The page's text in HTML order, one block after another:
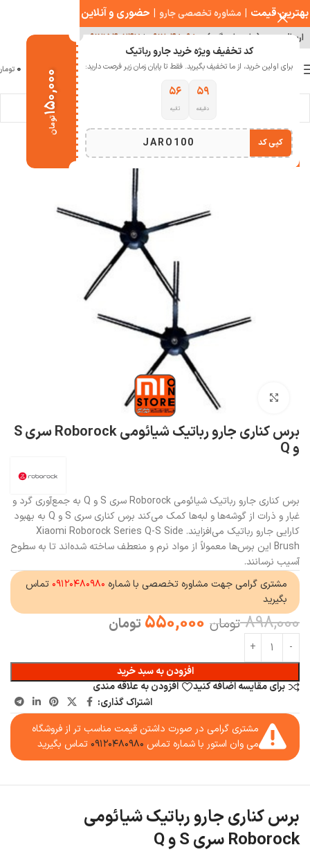
کد تخفیف ویژه خرید جارو رباتیک
برای اولین خرید، از ما تخفیف بگیرید. فقط تا پایان زمان زیر فرصت دارید:
۵۹
دقیقه
۵۵
ثانیه
JARO100 کپی کد
۱۵۰,۰۰۰
تومان
منو 0
خانه
-39%
بزرگنمایی تصویر
برس کناری جارو رباتیک شیائومی Roborock سری S
و Q
برس کناری جارو رباتیک شیائومی Roborock سری S و Q به جمع‌آوری گرد و
غبار و ذرات از گوشه‌ها و لبه‌ها کمک می‌کند برس کناری سری S و Q به بهبود
کارایی جارو رباتیک می‌افزایند. Xiaomi Roborock Series Q-S Side
Brush این برس‌ها معمولاً از مواد نرم و منعطف ساخته شده‌اند تا به سطوح
آسیب نرسانند.
مشتری گرامی جهت مشاوره تخصصی با شماره ۰۹۱۲۰۴۸۰۹۸۰ تماس
بگیرید
898,000 تومان 550,000 تومان
افزودن به سبد خرید
برای مقایسه اضافه کنید
افزودن به علاقه مندی
اشتراک گذاری:
مشتری گرامی در صورت داشتن قیمت مناسب تر از فروشگاه
می وان استور با شماره تماس ۰۹۱۲۰۴۸۰۹۸۰ تماس بگیرید
برس کناری جارو رباتیک شیائومی
Roborock سری S و Q
بهترین قیمت | مشاوره تخصصی جارو | حضوری و آنلاین
ارسال سریع ( با هماهنگی ) ۰۹۱۲۰۴۸۰۹۸۰ | ۰۹۱۲۱۵۴۰۲۴۷